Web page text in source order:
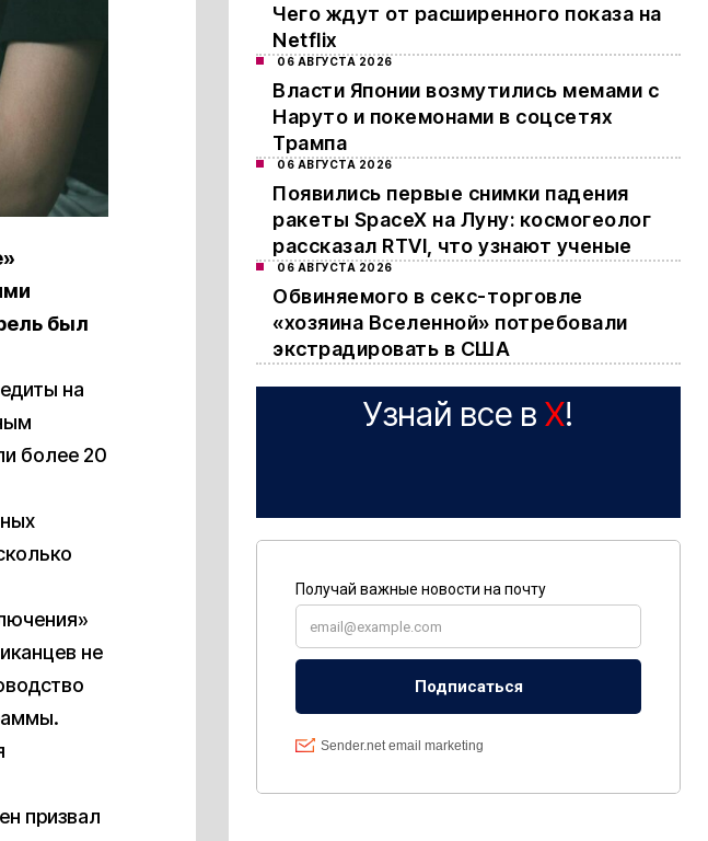
был
на
более 20
не
призвал
Чего ждут от расширенного показа на
Netflix
06 АВГУСТА 2026
Власти Японии возмутились мемами с
Наруто и покемонами в соцсетях
Трампа
06 АВГУСТА 2026
Появились первые снимки падения
ракеты SpaceX на Луну: космогеолог
рассказал RTVI, что узнают ученые
06 АВГУСТА 2026
Обвиняемого в секс-торговле
«хозяина Вселенной» потребовали
экстрадировать в США
Узнай все в X!